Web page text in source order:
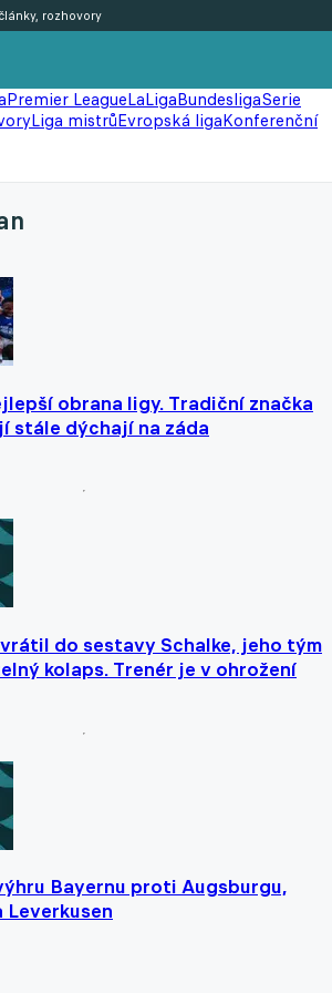
Premier LeagueLaLigaBundesligaSerie
Liga mistrůEvropská ligaKonferenční
rozhovory
obrana ligy. Tradiční značka
stále dýchají na záda
do sestavy Schalke, jeho tým
kolaps. Trenér je v ohrožení
Bayernu proti Augsburgu,